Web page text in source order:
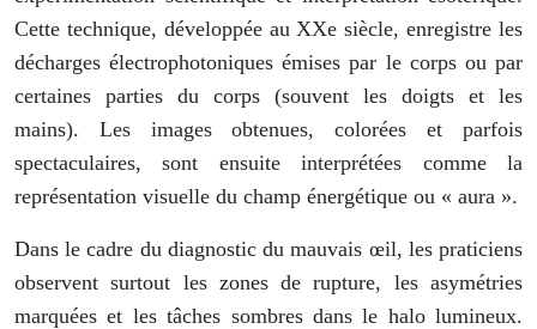
Cette technique, développée au XXe siècle, enregistre les
décharges électrophotoniques émises par le corps ou par
certaines parties du corps (souvent les doigts et les
mains). Les images obtenues, colorées et parfois
spectaculaires, sont ensuite interprétées comme la
représentation visuelle du champ énergétique ou « aura ».
Dans le cadre du diagnostic du mauvais œil, les praticiens
observent surtout les zones de rupture, les asymétries
marquées et les tâches sombres dans le halo lumineux.